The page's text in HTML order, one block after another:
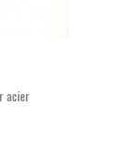
acier